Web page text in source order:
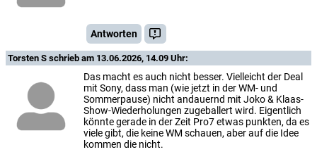
Antworten
Torsten S schrieb am 13.06.2026, 14.09 Uhr:
Das macht es auch nicht besser. Vielleicht der Deal
mit Sony, dass man (wie jetzt in der WM- und
Sommerpause) nicht andauernd mit Joko & Klaas-
Show-Wiederholungen zugeballert wird. Eigentlich
könnte gerade in der Zeit Pro7 etwas punkten, da es
viele gibt, die keine WM schauen, aber auf die Idee
kommen die nicht.